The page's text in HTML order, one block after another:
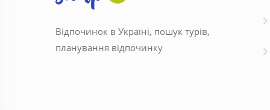
Відпочинок в Україні, пошук турів,
планування відпочинку